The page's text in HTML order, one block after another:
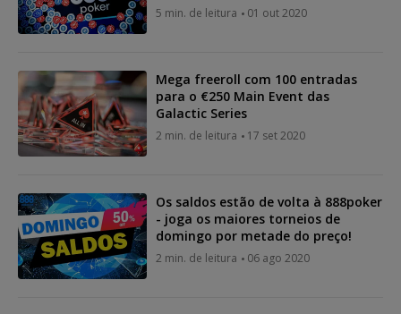
5 min. de leitura 01 out 2020
Mega freeroll com 100 entradas
para o €250 Main Event das
Galactic Series
2 min. de leitura 17 set 2020
Os saldos estão de volta à 888poker
- joga os maiores torneios de
domingo por metade do preço!
2 min. de leitura 06 ago 2020